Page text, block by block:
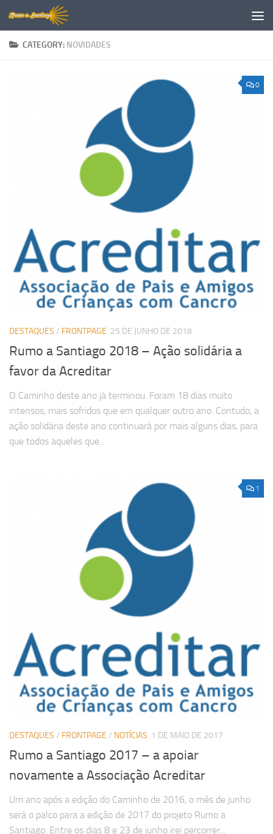
Skip to content
CATEGORY: NOVIDADES
0
DESTAQUES / FRONTPAGE 25 DE JUNHO DE 2018
Rumo a Santiago 2018 – Ação solidária a
favor da Acreditar
O Caminho deste ano já terminou. Foram 18 dias muito
intensos, mais sofridos que em qualquer outro ano. Contudo, a
ação solidária deste ano continuará por mais alguns dias, para
que todos aqueles que...
1
DESTAQUES / FRONTPAGE / NOTÍCIAS 1 DE MAIO DE 2017
Rumo a Santiago 2017 – a apoiar
novamente a Associação Acreditar
Um ano após a edição do Caminho de 2016, o mês de junho
será o palco para a edição de 2017 do projeto Rumo a
Santiago. Entre os dias 8 e 23 de junho irei percorrer...